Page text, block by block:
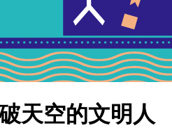
天空的文明人